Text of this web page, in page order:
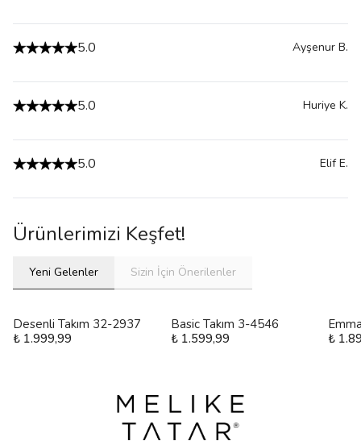
5.0 Ayşenur B.
5.0 Huriye K.
5.0 Elif E.
Ürünlerimizi Keşfet!
Yeni Gelenler Sizin İçin Önerilenler
Desenli Takım 32-2937
₺ 1.999,99
Basic Takım 3-4546
₺ 1.599,99
₺